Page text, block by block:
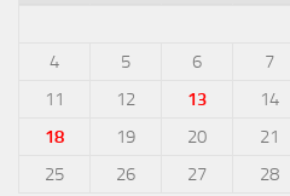
4
5 6 7
11
12 13 14
18
19 20 21
25
26 27 28